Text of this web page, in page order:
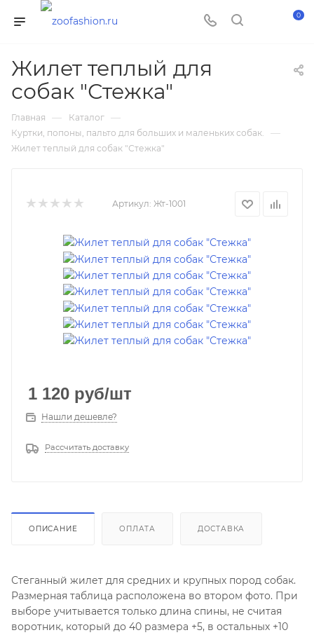
0
Жилет теплый для
собак "Стежка"
Главная — Каталог —
Куртки, попоны, пальто для больших и маленьких собак. —
Жилет теплый для собак "Стежка"
Артикул: Жт-1001
1 120 руб/шт
Нашли дешевле?
Рассчитать доставку
ОПИСАНИЕ ОПЛАТА ДОСТАВКА
Стеганный жилет для средних и крупных пород собак.
Размерная таблица расположена во втором фото. При
выборе учитывается только длина спины, не считая
воротник, который до 40 размера +5, в остальных +10